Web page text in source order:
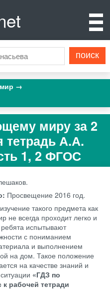
миру за 2
тетрадь А.А.
1, 2 ФГОС
Просвещение 2016 год.
такого предмета как
не всегда проходит легко и
испытывают
с пониманием
и выполнением
на дом. Такое положение
на качестве знаний и
«ГДЗ по
рабочей тетради